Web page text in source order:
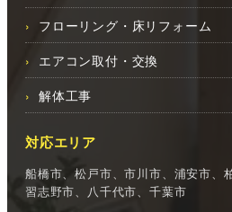
フローリング・床リフォーム
エアコン取付・交換
解体工事
対応エリア
船橋市、松戸市、市川市、浦安市、
習志野市、八千代市、千葉市